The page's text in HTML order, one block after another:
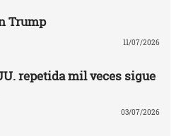
Trump
11/07/2026
repetida mil veces sigue
03/07/2026